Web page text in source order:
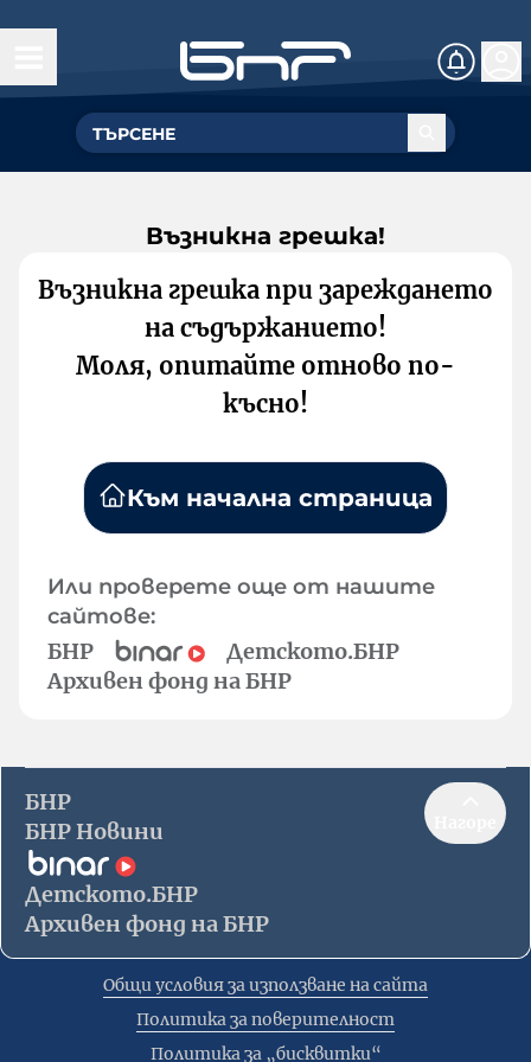
Възникна грешка!
Възникна грешка при зареждането
на съдържанието!
Моля, опитайте отново по-
късно!
Към начална страница
Или проверете още от нашите
сайтове:
БНР
Детското.БНР
Архивен фонд на БНР
БНР
БНР Новини
Детското.БНР
Архивен фонд на БНР
Общи условия за използване на сайта
Политика за поверителност
Политика за „бисквитки“